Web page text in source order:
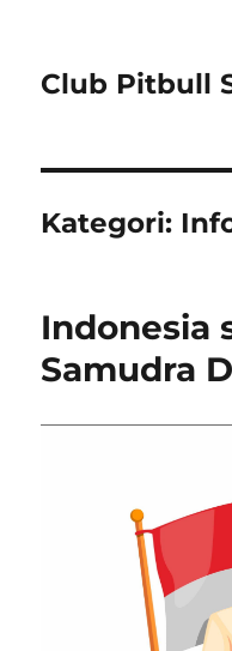
Club Pitbull
Kategori:
Indonesia
Samudra